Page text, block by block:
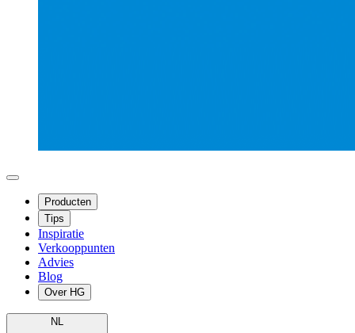
Producten
Tips
Inspiratie
Verkooppunten
Advies
Blog
Over HG
NL